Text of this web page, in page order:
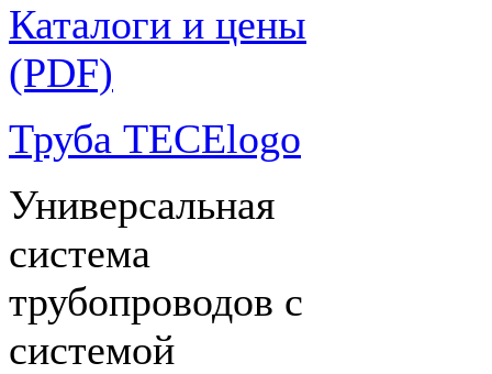
Каталоги и цены
(PDF)
Труба TECElogo
Универсальная
система
трубопроводов с
системой